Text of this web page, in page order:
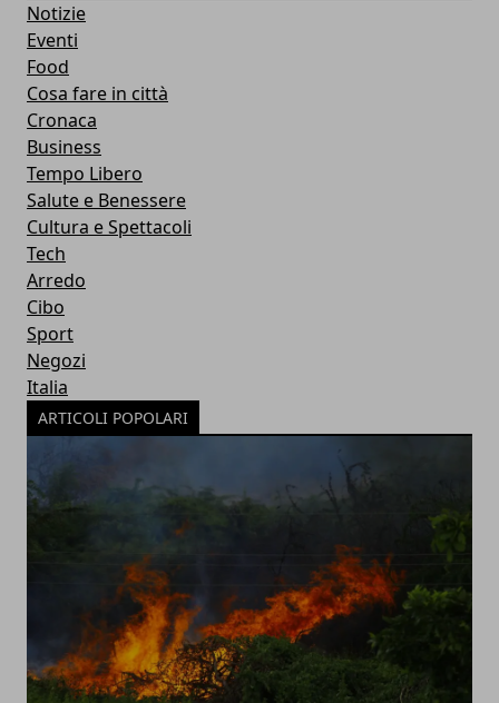
Notizie
Eventi
Food
Cosa fare in città
Cronaca
Business
Tempo Libero
Salute e Benessere
Cultura e Spettacoli
Tech
Arredo
Cibo
Sport
Negozi
Italia
ARTICOLI POPOLARI